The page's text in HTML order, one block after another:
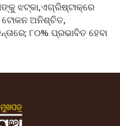
ଝଟ୍‌କା,ଏଗ୍ରିଷ୍ଟାକ୍‌ରେ
ଟୋକନ ଅନିଶ୍ଚିତ,
୮୦% ପ୍ରଭାବିତ ହେବା